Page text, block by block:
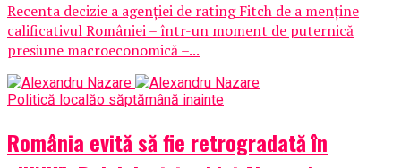
Recenta decizie a agenției de rating Fitch de a menține
calificativul României – într-un moment de puternică
presiune macroeconomică –...
Politică localăo săptămână inainte
România evită să fie retrogradată în